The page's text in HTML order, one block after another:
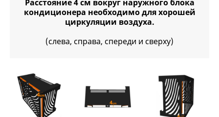
Расстояние 4 см вокруг наружного блока
кондиционера необходимо для хорошей
циркуляции воздуха.
(слева, справа, спереди и сверху)